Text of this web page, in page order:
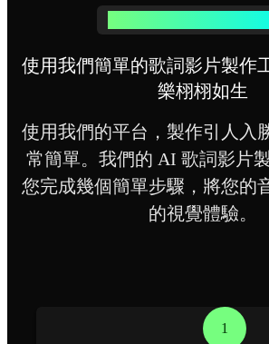
使用我們簡單的歌詞影片製作
樂栩栩如生
使用我們的平台，製作引人入
常簡單。我們的 AI 歌詞影片
您完成幾個簡單步驟，將您的
的視覺體驗。
1